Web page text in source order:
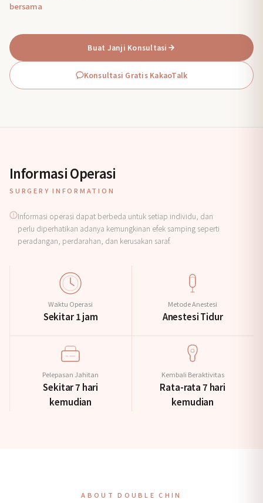
bersama
Buat Janji Konsultasi
Konsultasi Gratis KakaoTalk
Informasi Operasi
SURGERY INFORMATION
Informasi operasi dapat berbeda untuk setiap individu, dan
perlu diperhatikan adanya kemungkinan efek samping seperti
peradangan, perdarahan, dan kerusakan saraf.
Waktu Operasi
Sekitar 1 jam
Metode Anestesi
Anestesi Tidur
Pelepasan Jahitan
Sekitar 7 hari
kemudian
Kembali Beraktivitas
Rata-rata 7 hari
kemudian
ABOUT DOUBLE CHIN